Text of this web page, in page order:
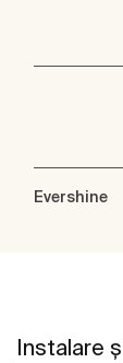
Evershine
Instalare